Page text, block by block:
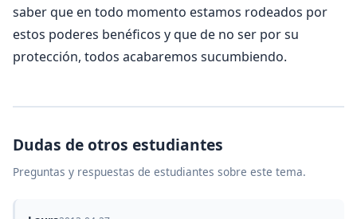
saber que en todo momento estamos rodeados por
estos poderes benéficos y que de no ser por su
protección, todos acabaremos sucumbiendo.
Dudas de otros estudiantes
Preguntas y respuestas de estudiantes sobre este tema.